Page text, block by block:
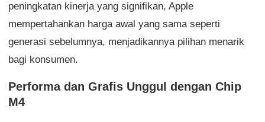
peningkatan kinerja yang signifikan, Apple
mempertahankan harga awal yang sama seperti
generasi sebelumnya, menjadikannya pilihan menarik
bagi konsumen.
Performa dan Grafis Unggul dengan Chip
M4